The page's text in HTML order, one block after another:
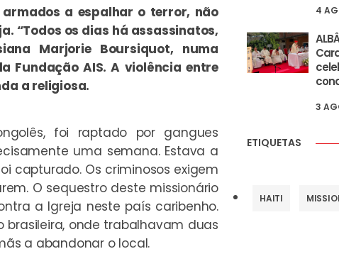
a espalhar o terror, não
“Todos os dias há assassinatos,
Marjorie Boursiquot, numa
Fundação AIS. A violência entre
a religiosa.
foi raptado por gangues
uma semana. Estava a
capturado. Os criminosos exigem
O sequestro deste missionário
a Igreja neste país caribenho.
brasileira, onde trabalhavam duas
a abandonar o local.
4
3
ETIQUETAS
HAITI